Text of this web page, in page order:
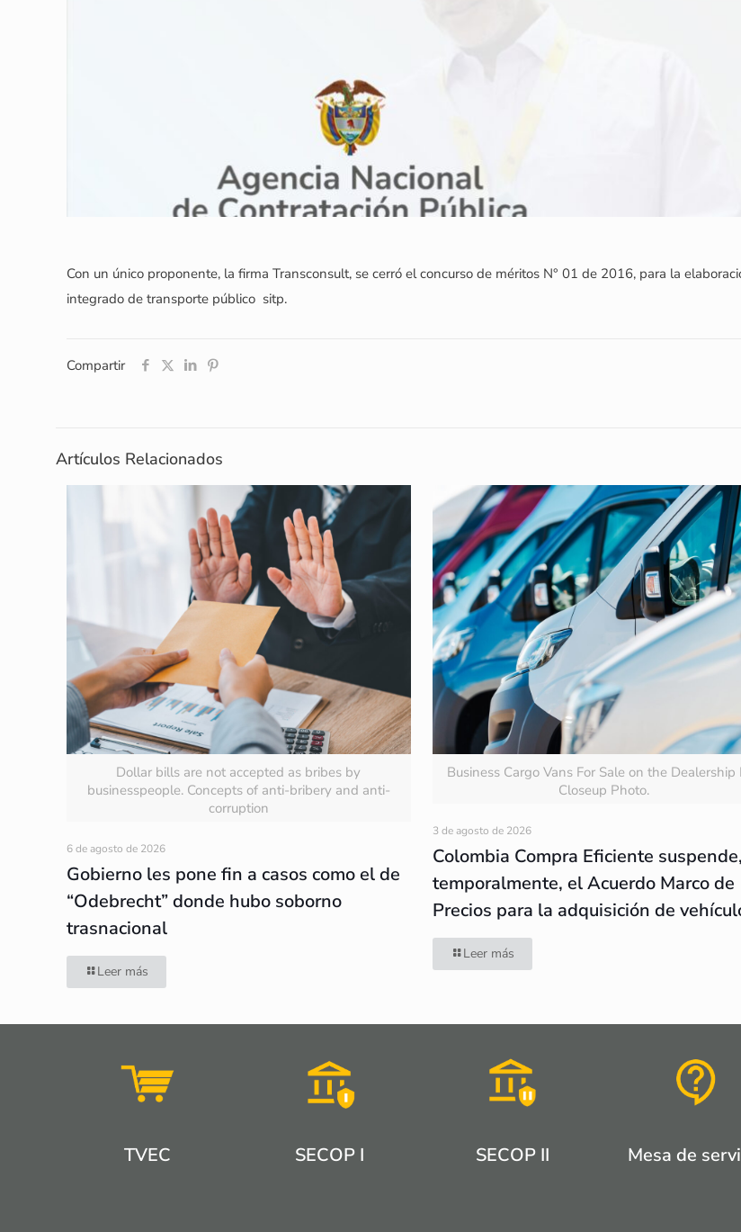
Con un único proponente, la firma Transconsult, se cerró el concurso de méritos N° 01 de 2016, para la
integrado de transporte público  sitp.
Compartir
Artículos Relacionados
Dollar bills are not accepted as bribes by
businesspeople. Concepts of anti-bribery and anti-
corruption
6 de agosto de 2026
Gobierno les pone fin a casos como el de
“Odebrecht” donde hubo soborno
trasnacional
Leer más
Business Cargo Vans For Sale on the Dealership
Closeup Photo.
3 de agosto de 2026
Colombia Compra Eficiente suspende,
temporalmente, el Acuerdo Marco de
Precios para la adquisición de
Leer más
TVEC SECOP I SECOP II Mesa de